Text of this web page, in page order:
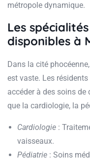
métropole dynamique.
Les
disponibles à
Dans la cité
est vaste. Les
accéder à des soins
que la cardiologie, la
Cardiologie :
vaisseaux.
Pédiatrie : Soins